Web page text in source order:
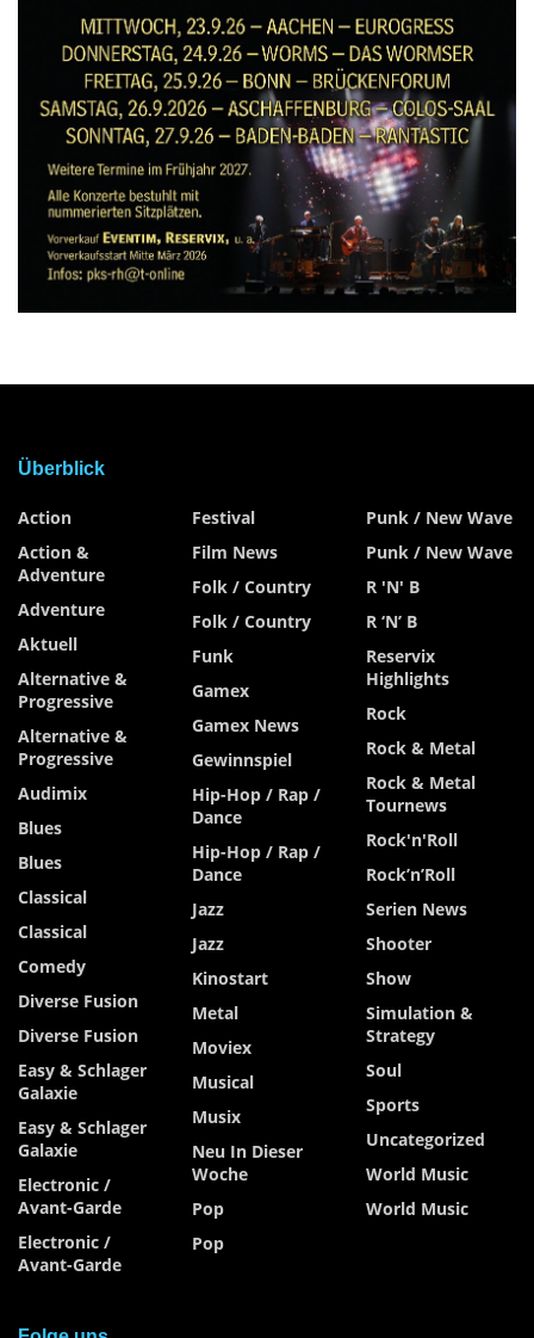
Überblick
Action
Action &
Adventure
Adventure
Aktuell
Alternative &
Progressive
Alternative &
Progressive
Audimix
Blues
Blues
Classical
Classical
Comedy
Diverse Fusion
Diverse Fusion
Easy & Schlager
Galaxie
Easy & Schlager
Galaxie
Electronic /
Avant-Garde
Electronic /
Avant-Garde
Festival
Film News
Folk / Country
Folk / Country
Funk
Gamex
Gamex News
Gewinnspiel
Hip-Hop / Rap /
Dance
Hip-Hop / Rap /
Dance
Jazz
Jazz
Kinostart
Metal
Moviex
Musical
Musix
Neu In Dieser
Woche
Pop
Pop
Punk / New Wave
Punk / New Wave
R 'n' B
R ‘n’ B
Reservix
Highlights
Rock
Rock & Metal
Rock & Metal
Tournews
Rock'n'Roll
Rock’n’Roll
Serien News
Shooter
Show
Simulation &
Strategy
Soul
Sports
Uncategorized
World Music
World Music